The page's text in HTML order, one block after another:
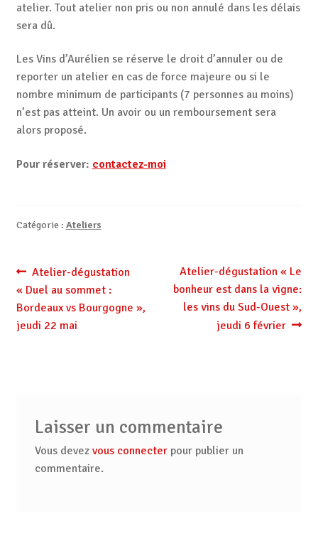
atelier. Tout atelier non pris ou non annulé dans les délais
sera dû.
Les Vins d’Aurélien se réserve le droit d’annuler ou de
reporter un atelier en cas de force majeure ou si le
nombre minimum de participants (7 personnes au moins)
n’est pas atteint. Un avoir ou un remboursement sera
alors proposé.
Pour réserver: contactez-moi
Catégorie : Ateliers
Navigation
de
l’article
Article
précédent :
Atelier-dégustation
« Duel au sommet :
Bordeaux vs Bourgogne »,
jeudi 22 mai
Article
suivant :
Atelier-dégustation « Le
bonheur est dans la vigne:
les vins du Sud-Ouest »,
jeudi 6 février
Laisser un commentaire
Vous devez vous connecterpour publier un
commentaire.